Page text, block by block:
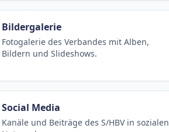
Bildergalerie
Fotogalerie des Verbandes mit Alben,
Bildern und Slideshows.
Social Media
Kanäle und Beiträge des S/HBV in sozialen